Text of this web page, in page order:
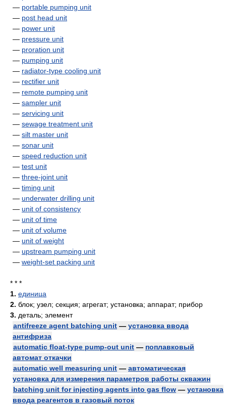
— portable pumping unit
— post head unit
— power unit
— pressure unit
— proration unit
— pumping unit
— radiator-type cooling unit
— rectifier unit
— remote pumping unit
— sampler unit
— servicing unit
— sewage treatment unit
— silt master unit
— sonar unit
— speed reduction unit
— test unit
— three-joint unit
— timing unit
— underwater drilling unit
— unit of consistency
— unit of time
— unit of volume
— unit of weight
— upstream pumping unit
— weight-set packing unit
* * *
1. единица
2. блок; узел; секция; агрегат; установка; аппарат; прибор
3. деталь; элемент
antifreeze agent batching unit — установка ввода
антифриза
automatic float-type pump-out unit — поплавковый
автомат откачки
automatic well measuring unit — автоматическая
установка для измерения параметров работы скважин
batching unit for injecting agents into gas flow — установка
ввода реагентов в газовый поток